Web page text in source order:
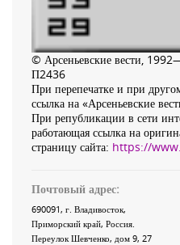
© Арсеньевские вести,
П2436
При перепечатке и при
ссылка на «Арсеньевские
При републикации в сети
работающая ссылка на
страницу сайта: https://
Почтовый адрес:
690091, г. Владивосток,
Приморский край, Россия
Переулок Шевченко, дом 9, 27